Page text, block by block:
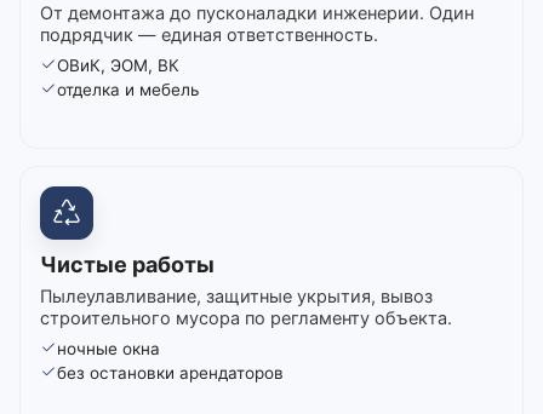
От демонтажа до пусконаладки инженерии. Один
подрядчик — единая ответственность.
ОВиК, ЭОМ, ВК
отделка и мебель
Чистые работы
Пылеулавливание, защитные укрытия, вывоз
строительного мусора по регламенту объекта.
ночные окна
без остановки арендаторов